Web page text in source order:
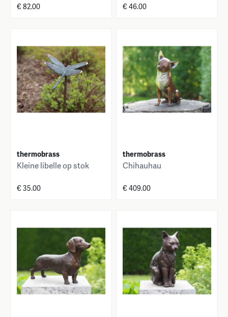
€ 82.00 € 46.00
thermobrass
Kleine libelle op stok
€ 35.00
thermobrass
Chihauhau
€ 409.00